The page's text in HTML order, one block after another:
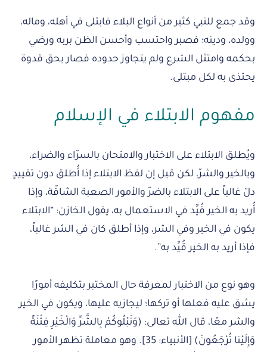
وقد جمع للنبي كثير من أنواع البلاء فابتلى في أهله، وماله،
وولده، ودينه؛ فصبر واحتسب وأحسن الظن بربه ورضي
بحكمه وامتثل الشرع ولم يتجاوز حدوده فصار بحق قدوة
يحتذى به لكل مبتلى.
مفهوم الابتلاء في الإسلام
ويُطلق الابتلاء على الاختبار والامتحان بالسرّاء والضراء،
وبالخير والشرّ، لكن قيل إن لفظ الابتلاء إذا أُطلق دون تقييدٍ
دلّ غالباً على الابتلاء بالضرّ والأمور الصعبة الشاقّة، وإذا
أُريد به الخير قُيِّد في الاستعمال به، يقول الخازن: “الابتلاء
يكون في الخير وفي الشر، وإذا أطلق كان في الشر غالباً،
فإذا أريد به الخير قُيِّد به”.
وهو نوع من الاختبار لمعرفة حال المختبر بتكليفه أمورًا
يشق عليه فعلها أو تركها؛ ليجازيه عليها، ويكون في الخير
والشر معًا، قال الله تعالى: (وَنَبْلُوكُمْ بِالشَّرِّ وَالْخَيْرِ فِتْنَةً
وَإِلَيْنا تُرْجَعُونَ) [الأنبياء: 35]. وهو معاملة تظهر الأمور